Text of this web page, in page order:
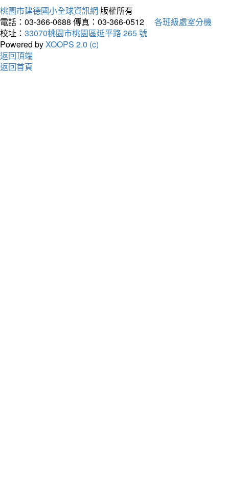
桃園市建德國小全球資訊網 版權所有
電話：03-366-0688 傳真：03-366-0512
各班級處室分機
校址： 33070桃園市桃園區延平路 265 號
Powered byXOOPS 2.0 (c)
返回頂端
返回首頁